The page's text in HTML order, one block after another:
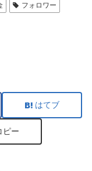
フォロワー
はてブ
ピー